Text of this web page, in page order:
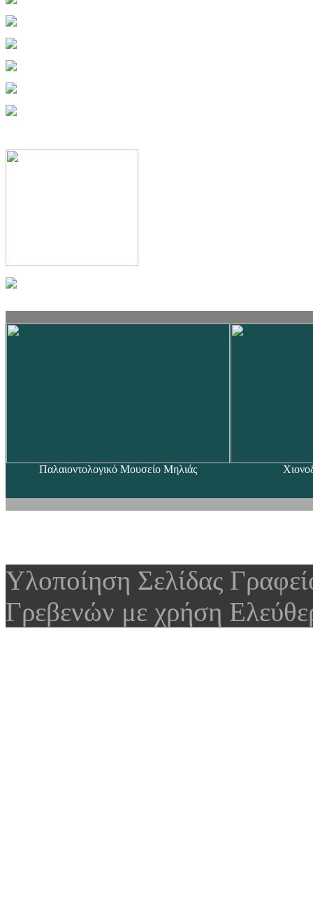
Παλαιοντολογικό Μουσείο Μηλιάς
Υλοποίηση Σελίδας
Γρεβενών με χρήση